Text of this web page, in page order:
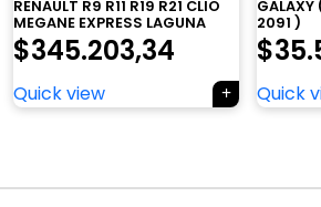
RENAULT R9 R11 R19 R21 CLIO
MEGANE EXPRESS LAGUNA
$345.203,34
Quick view
GALAXY
2091 )
$
Quick
Tu carrito está